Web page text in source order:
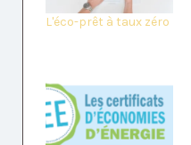
L'éco-prêt à taux zéro